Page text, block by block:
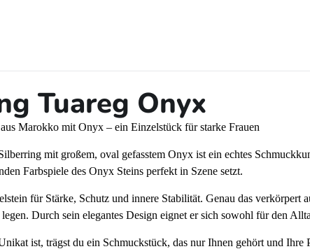
Tuareg Onyx
Marokko mit Onyx – ein Einzelstück für starke Frauen
mit großem, oval gefasstem Onyx ist ein echtes
Farbspiele des Onyx Steins perfekt in Szene setzt.
für Stärke, Schutz und innere Stabilität. Genau das
Durch sein elegantes Design eignet er sich sowohl für den
ist, trägst du ein Schmuckstück, das nur Ihnen gehört und Ihre